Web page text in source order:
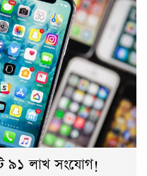
লাখ সংযোগ!